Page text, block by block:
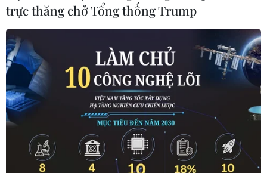
Mưa lớn gây nhiều thiệt hại người
và tài sản của người dân tại tỉnh Lai Châu
06/07/2026 09:05
Mưa lớn kéo dài từ chiều 5 đến sáng 6/7/2026 tại tỉnh
Lai Châu đã gây ngập úng diện rộng, sạt lở đất đá trên
nhiều tuyến giao thông và ảnh hưởng đến đời sống, sản
xuất của người dân.
trực thăng chở Tổng thống Trump